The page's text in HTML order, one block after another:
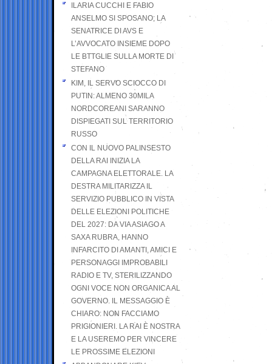
ILARIA CUCCHI E FABIO
ANSELMO SI SPOSANO; LA
SENATRICE DI AVS E
L’AVVOCATO INSIEME DOPO
LE BTTGLIE SULLA MORTE DI
STEFANO
KIM, IL SERVO SCIOCCO DI
PUTIN: ALMENO 30MILA
NORDCOREANI SARANNO
DISPIEGATI SUL TERRITORIO
RUSSO
CON IL NUOVO PALINSESTO
DELLA RAI INIZIA LA
CAMPAGNA ELETTORALE. LA
DESTRA MILITARIZZA IL
SERVIZIO PUBBLICO IN VISTA
DELLE ELEZIONI POLITICHE
DEL 2027: DA VIA ASIAGO A
SAXA RUBRA, HANNO
INFARCITO DI AMANTI, AMICI E
PERSONAGGI IMPROBABILI
RADIO E TV, STERILIZZANDO
OGNI VOCE NON ORGANICA AL
GOVERNO. IL MESSAGGIO È
CHIARO: NON FACCIAMO
PRIGIONIERI. LA RAI È NOSTRA
E LA USEREMO PER VINCERE
LE PROSSIME ELEZIONI